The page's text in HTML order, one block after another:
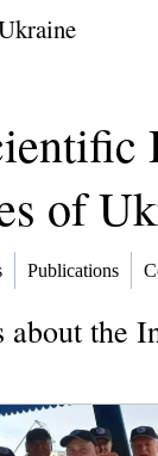
of
Publications
about the